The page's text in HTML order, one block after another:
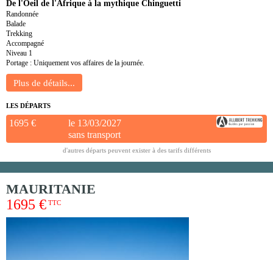
De l'Oeil de l'Afrique à la mythique Chinguetti
Randonnée
Balade
Trekking
Accompagné
Niveau 1
Portage : Uniquement vos affaires de la journée.
LES DÉPARTS
1695 €
le 13/03/2027
sans transport
d'autres départs peuvent exister à des tarifs différents
MAURITANIE
1695 € TTC